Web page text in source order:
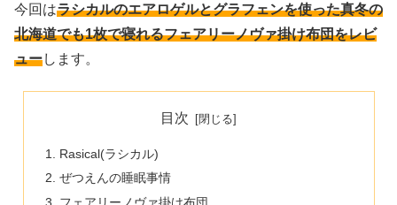
今回はラシカルのエアロゲルとグラフェンを使った真冬の
北海道でも1枚で寝れるフェアリーノヴァ掛け布団をレビ
ューします。
目次
Rasical(ラシカル)
ぜつえんの睡眠事情